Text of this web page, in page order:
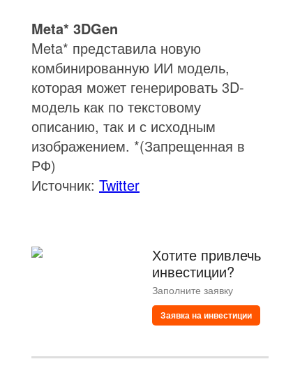
Meta* 3DGen
Meta* представила новую
комбинированную ИИ модель,
которая может генерировать 3D-
модель как по текстовому
описанию, так и с исходным
изображением. *(Запрещенная в
РФ)
Источник: Twitter
Хотите привлечь
инвестиции?
Заполните заявку
Заявка на инвестиции